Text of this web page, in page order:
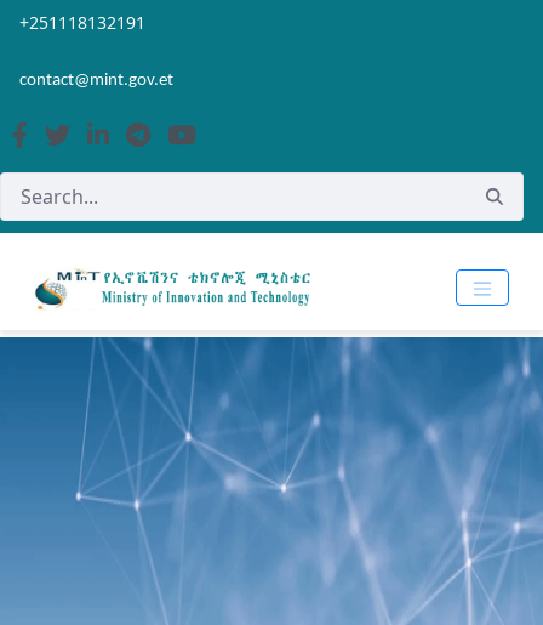
Skip to Main Content
Open Accessibility Menu
+251118132191
contact@mint.gov.et